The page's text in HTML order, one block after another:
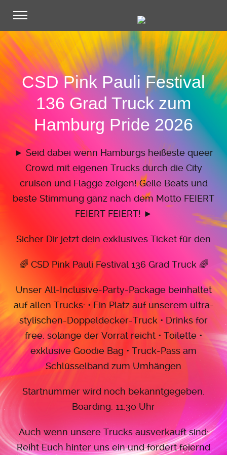
CSD Pink Pauli Festival
136 Grad Truck zum
Hamburg Pride 2026
► Seid dabei wenn Hamburgs heißeste queer
Crowd mit eigenen Trucks durch die City
cruisen und Flagge zeigen!Geile Beats und
beste Stimmung ganz nach dem Motto FEIERT
FEIERT FEIERT! ►
Sicher Dir jetzt dein exklusives Ticket für den
🌈 CSD Pink Pauli Festival 136 Grad Truck 🌈
Unser All-Inclusive-Party-Package beinhaltet
auf allen Trucks: • Ein Platz auf unserem ultra-
stylischen-Doppeldecker-Truck • Drinks for
free, solange der Vorrat reicht • Toilette •
exklusive Goodie Bag • Truck-Pass am
Schlüsselband zum Umhängen
Startnummer wird noch bekanntgegeben.
Boarding: 11:30 Uhr
Auch wenn unsere Trucks ausverkauft sind:
Reiht Euch hinter uns ein und fordert feiernd